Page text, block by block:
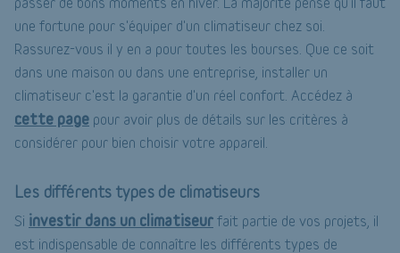
une fortune pour s'équiper d'un climatiseur chez soi.
Rassurez-vous il y en a pour toutes les bourses. Que ce soit
dans une maison ou dans une entreprise, installer un
climatiseur c'est la garantie d'un réel confort. Accédez à
cette page pour avoir plus de détails sur les critères à
considérer pour bien choisir votre appareil.
Les différents types de climatiseurs
Si investir dans un climatiseur fait partie de vos projets, il
est indispensable de connaître les différents types de